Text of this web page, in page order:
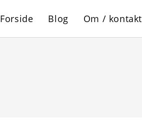
Forside Blog Om / kontakt